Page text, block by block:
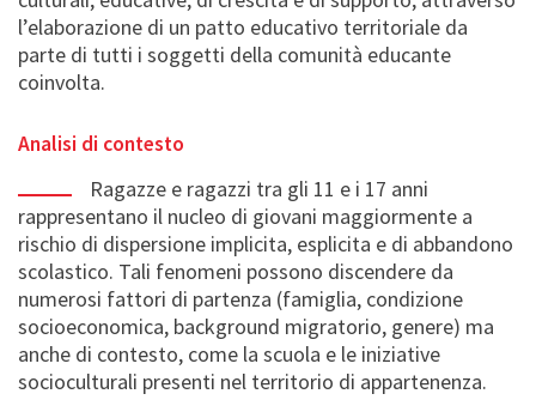
l’elaborazione di un patto educativo territoriale da
parte di tutti i soggetti della comunità educante
coinvolta.
Analisi di contesto
Ragazze e ragazzi tra gli 11 e i 17 anni
rappresentano il nucleo di giovani maggiormente a
rischio di dispersione implicita, esplicita e di abbandono
scolastico. Tali fenomeni possono discendere da
numerosi fattori di partenza (famiglia, condizione
socioeconomica, background migratorio, genere) ma
anche di contesto, come la scuola e le iniziative
socioculturali presenti nel territorio di appartenenza.